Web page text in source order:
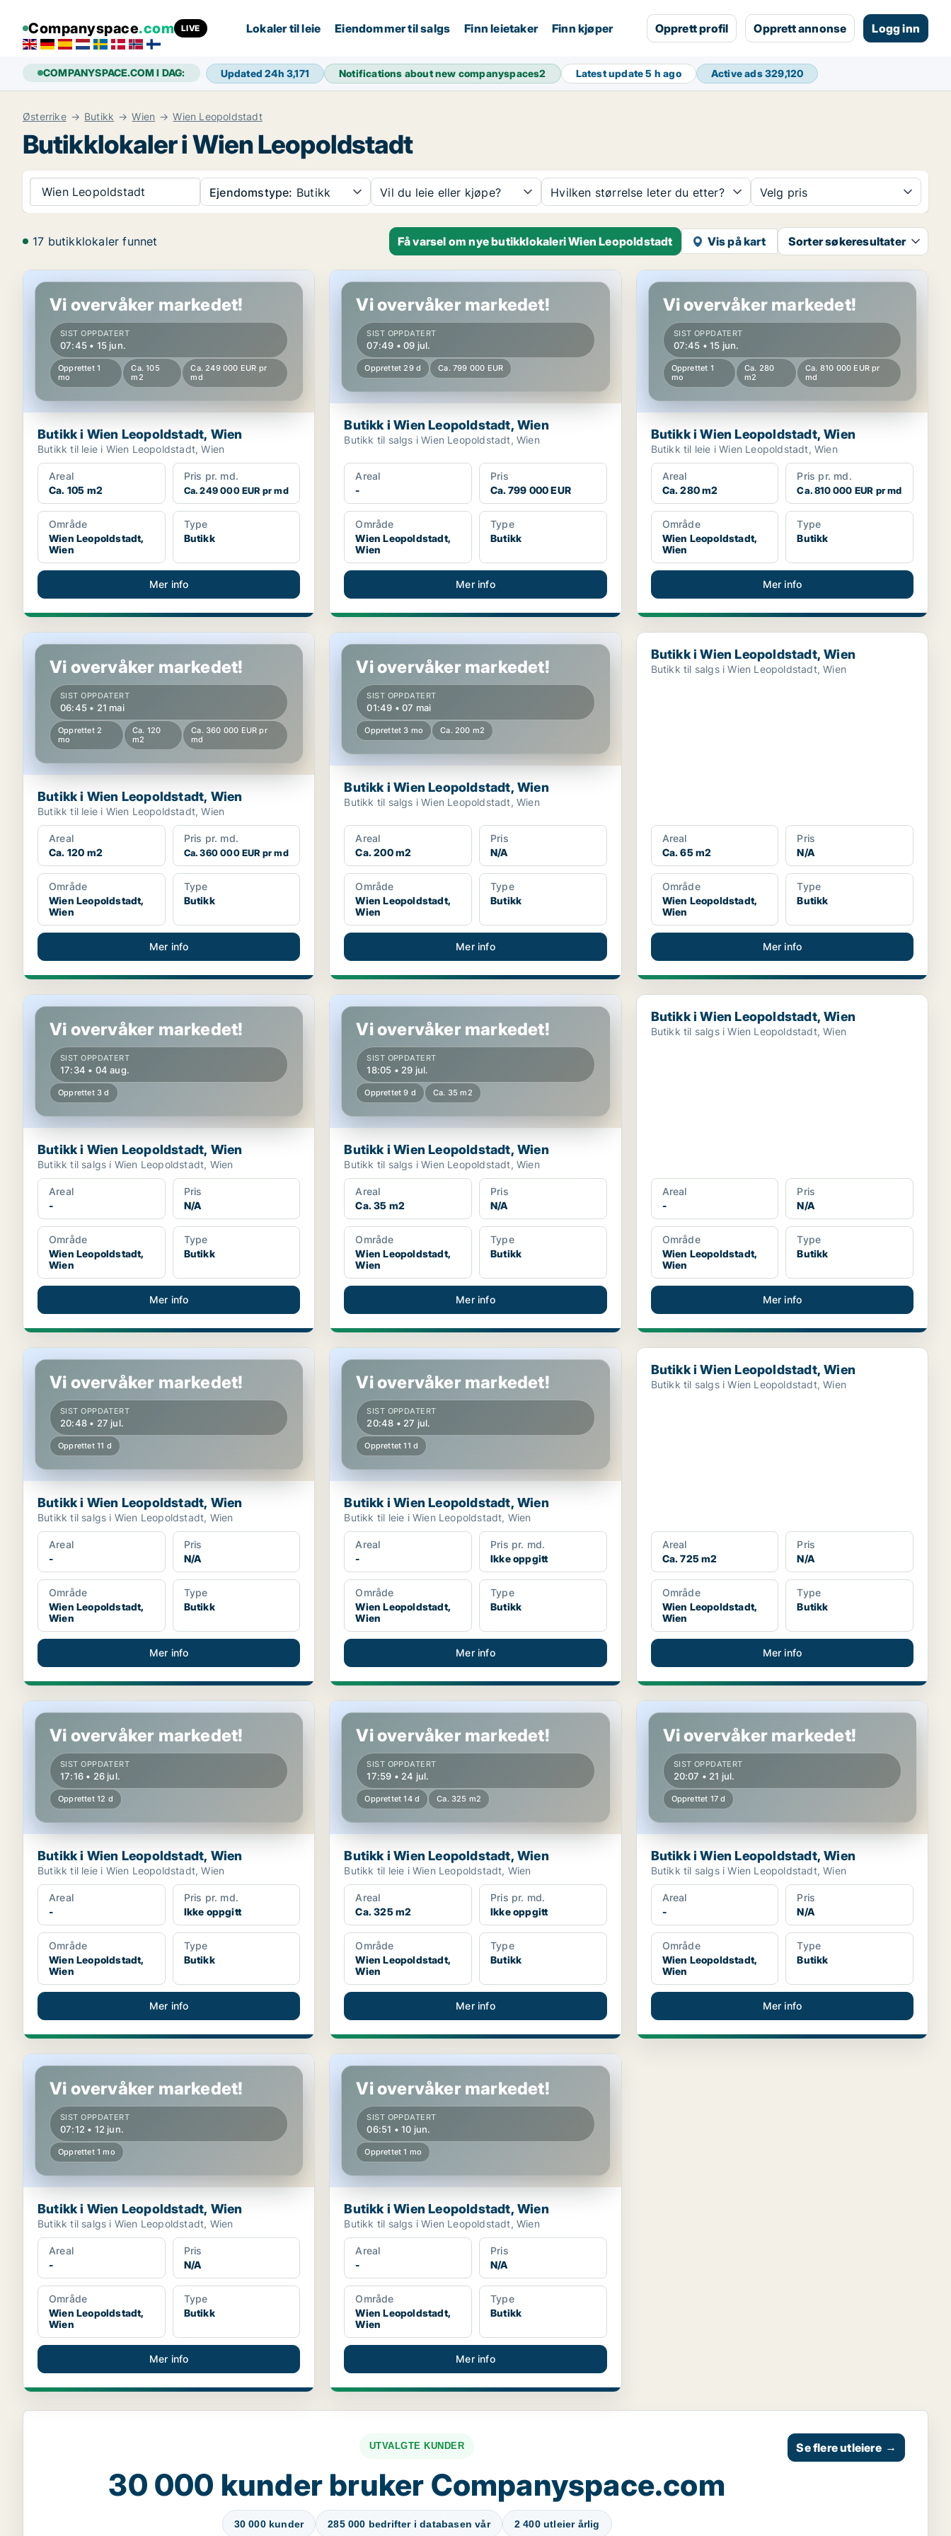
Companyspace.com LIVE Lokaler til leie Eiendommer til salgs Finn leietaker Finn kjøper Opprett profil Opprett annonse Logg inn
COMPANYSPACE.COM I DAG: Updated 24h3,171 Notifications about new companyspaces2 Latest update5 h ago Active ads329,120
Østerrike Butikk Wien Wien Leopoldstadt
Butikklokaler i Wien Leopoldstadt
Wien Leopoldstadt Ejendomstype: Butikk Vil du leie eller kjøpe? Hvilken størrelse leter du etter? Velg pris
17 butikklokaler funnet Få varsel om nye butikklokaleri Wien Leopoldstadt Vis på kart Sorter søkeresultater
Butikk i Wien Leopoldstadt, Wien
Vi overvåker markedet!
SIST OPPDATERT
07:45 • 15 jun.
Opprettet 1
mo
Ca. 105
m2
Ca. 249 000 EUR pr
md
Butikk i Wien Leopoldstadt, Wien
Butikk til leie i Wien Leopoldstadt, Wien
Areal
Ca. 105 m2
Pris pr. md.
Ca. 249 000 EUR pr md
Område
Wien Leopoldstadt,
Wien
Type
Butikk
Mer info
Butikk i Wien Leopoldstadt, Wien
Vi overvåker markedet!
SIST OPPDATERT
07:49 • 09 jul.
Opprettet 29 d Ca. 799 000 EUR
Butikk i Wien Leopoldstadt, Wien
Butikk til salgs i Wien Leopoldstadt, Wien
Areal
-
Pris
Ca. 799 000 EUR
Område
Wien Leopoldstadt,
Wien
Type
Butikk
Mer info
Butikk i Wien Leopoldstadt, Wien
Vi overvåker markedet!
SIST OPPDATERT
07:45 • 15 jun.
Opprettet 1
mo
Ca. 280
m2
Ca. 810 000 EUR pr
md
Butikk i Wien Leopoldstadt, Wien
Butikk til leie i Wien Leopoldstadt, Wien
Areal
Ca. 280 m2
Pris pr. md.
Ca. 810 000 EUR pr md
Område
Wien Leopoldstadt,
Wien
Type
Butikk
Mer info
Butikk i Wien Leopoldstadt, Wien
Vi overvåker markedet!
SIST OPPDATERT
06:45 • 21 mai
Opprettet 2
mo
Ca. 120
m2
Ca. 360 000 EUR pr
md
Butikk i Wien Leopoldstadt, Wien
Butikk til leie i Wien Leopoldstadt, Wien
Areal
Ca. 120 m2
Pris pr. md.
Ca. 360 000 EUR pr md
Område
Wien Leopoldstadt,
Wien
Type
Butikk
Mer info
Butikk i Wien Leopoldstadt, Wien
Vi overvåker markedet!
SIST OPPDATERT
01:49 • 07 mai
Opprettet 3 mo Ca. 200 m2
Butikk i Wien Leopoldstadt, Wien
Butikk til salgs i Wien Leopoldstadt, Wien
Areal
Ca. 200 m2
Pris
N/A
Område
Wien Leopoldstadt,
Wien
Type
Butikk
Mer info
Butikk i Wien Leopoldstadt, Wien
Butikk i Wien Leopoldstadt, Wien
Butikk til salgs i Wien Leopoldstadt, Wien
Areal
Ca. 65 m2
Pris
N/A
Område
Wien Leopoldstadt,
Wien
Type
Butikk
Mer info
Butikk i Wien Leopoldstadt, Wien
Vi overvåker markedet!
SIST OPPDATERT
17:34 • 04 aug.
Opprettet 3 d
Butikk i Wien Leopoldstadt, Wien
Butikk til salgs i Wien Leopoldstadt, Wien
Areal
-
Pris
N/A
Område
Wien Leopoldstadt,
Wien
Type
Butikk
Mer info
Butikk i Wien Leopoldstadt, Wien
Vi overvåker markedet!
SIST OPPDATERT
18:05 • 29 jul.
Opprettet 9 d Ca. 35 m2
Butikk i Wien Leopoldstadt, Wien
Butikk til salgs i Wien Leopoldstadt, Wien
Areal
Ca. 35 m2
Pris
N/A
Område
Wien Leopoldstadt,
Wien
Type
Butikk
Mer info
Butikk i Wien Leopoldstadt, Wien
Butikk i Wien Leopoldstadt, Wien
Butikk til salgs i Wien Leopoldstadt, Wien
Areal
-
Pris
N/A
Område
Wien Leopoldstadt,
Wien
Type
Butikk
Mer info
Butikk i Wien Leopoldstadt, Wien
Vi overvåker markedet!
SIST OPPDATERT
20:48 • 27 jul.
Opprettet 11 d
Butikk i Wien Leopoldstadt, Wien
Butikk til salgs i Wien Leopoldstadt, Wien
Areal
-
Pris
N/A
Område
Wien Leopoldstadt,
Wien
Type
Butikk
Mer info
Butikk i Wien Leopoldstadt, Wien
Vi overvåker markedet!
SIST OPPDATERT
20:48 • 27 jul.
Opprettet 11 d
Butikk i Wien Leopoldstadt, Wien
Butikk til leie i Wien Leopoldstadt, Wien
Areal
-
Pris pr. md.
Ikke oppgitt
Område
Wien Leopoldstadt,
Wien
Type
Butikk
Mer info
Butikk i Wien Leopoldstadt, Wien
Butikk i Wien Leopoldstadt, Wien
Butikk til salgs i Wien Leopoldstadt, Wien
Areal
Ca. 725 m2
Pris
N/A
Område
Wien Leopoldstadt,
Wien
Type
Butikk
Mer info
Butikk i Wien Leopoldstadt, Wien
Vi overvåker markedet!
SIST OPPDATERT
17:16 • 26 jul.
Opprettet 12 d
Butikk i Wien Leopoldstadt, Wien
Butikk til leie i Wien Leopoldstadt, Wien
Areal
-
Pris pr. md.
Ikke oppgitt
Område
Wien Leopoldstadt,
Wien
Type
Butikk
Mer info
Butikk i Wien Leopoldstadt, Wien
Vi overvåker markedet!
SIST OPPDATERT
17:59 • 24 jul.
Opprettet 14 d Ca. 325 m2
Butikk i Wien Leopoldstadt, Wien
Butikk til leie i Wien Leopoldstadt, Wien
Areal
Ca. 325 m2
Pris pr. md.
Ikke oppgitt
Område
Wien Leopoldstadt,
Wien
Type
Butikk
Mer info
Butikk i Wien Leopoldstadt, Wien
Vi overvåker markedet!
SIST OPPDATERT
20:07 • 21 jul.
Opprettet 17 d
Butikk i Wien Leopoldstadt, Wien
Butikk til salgs i Wien Leopoldstadt, Wien
Areal
-
Pris
N/A
Område
Wien Leopoldstadt,
Wien
Type
Butikk
Mer info
Butikk i Wien Leopoldstadt, Wien
Vi overvåker markedet!
SIST OPPDATERT
07:12 • 12 jun.
Opprettet 1 mo
Butikk i Wien Leopoldstadt, Wien
Butikk til salgs i Wien Leopoldstadt, Wien
Areal
-
Pris
N/A
Område
Wien Leopoldstadt,
Wien
Type
Butikk
Mer info
Butikk i Wien Leopoldstadt, Wien
Vi overvåker markedet!
SIST OPPDATERT
06:51 • 10 jun.
Opprettet 1 mo
Butikk i Wien Leopoldstadt, Wien
Butikk til salgs i Wien Leopoldstadt, Wien
Areal
-
Pris
N/A
Område
Wien Leopoldstadt,
Wien
Type
Butikk
Mer info
UTVALGTE KUNDER
30 000 kunder bruker Companyspace.com
30 000 kunder 285 000 bedrifter i databasen vår 2 400 utleier årlig
Se flere utleiere →